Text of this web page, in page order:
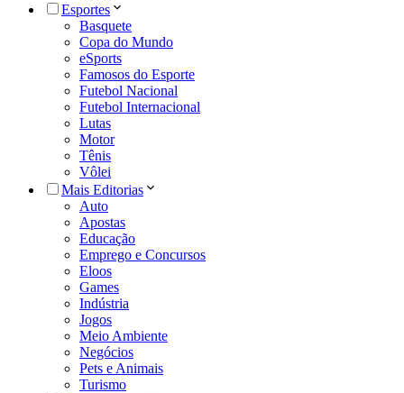
Esportes
Basquete
Copa do Mundo
eSports
Famosos do Esporte
Futebol Nacional
Futebol Internacional
Lutas
Motor
Tênis
Vôlei
Mais Editorias
Auto
Apostas
Educação
Emprego e Concursos
Eloos
Games
Indústria
Jogos
Meio Ambiente
Negócios
Pets e Animais
Turismo